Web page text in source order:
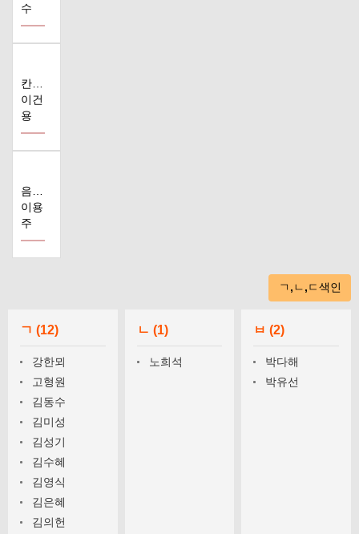
수
칸타타 '들의 ..
이건
용
음악극 '윤동주..
이용
주
ㄱ,ㄴ,ㄷ색인
ㄱ (12)
강한뫼
고형원
김동수
김미성
김성기
김수혜
김영식
김은혜
김의헌
ㄴ (1)
노희석
ㅂ (2)
박다해
박유선